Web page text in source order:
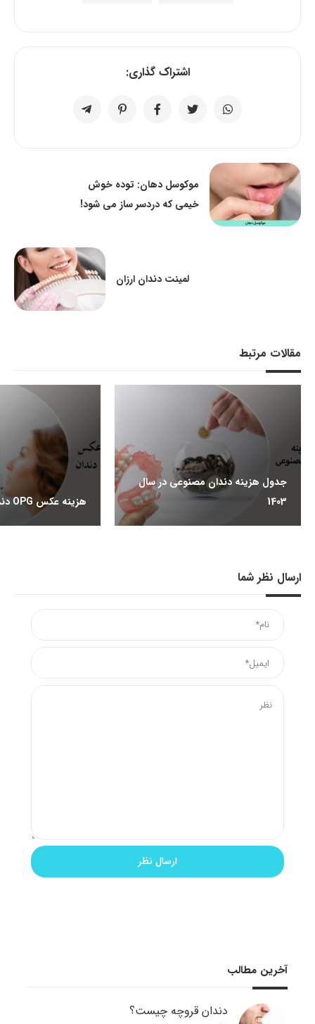
اشتراک گذاری:
موکوسل دهان: توده خوش
خیمی که دردسر ساز می شود!
لمینت دندان ارزان
مقالات مرتبط
جدول هزینه دندان مصنوعی در سال
1403
هزینه عکس OPG دندان چقدر است؟
ارسال نظر شما
آخرین مطالب
دندان قروچه چیست؟